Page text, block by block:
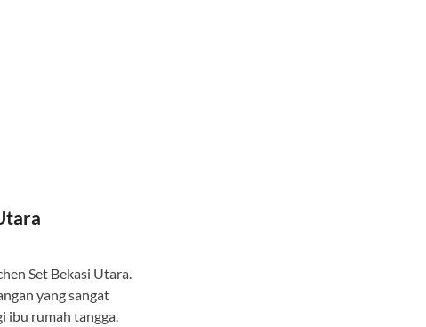
Set Bekasi Utara.
yang sangat
ibu rumah tangga.